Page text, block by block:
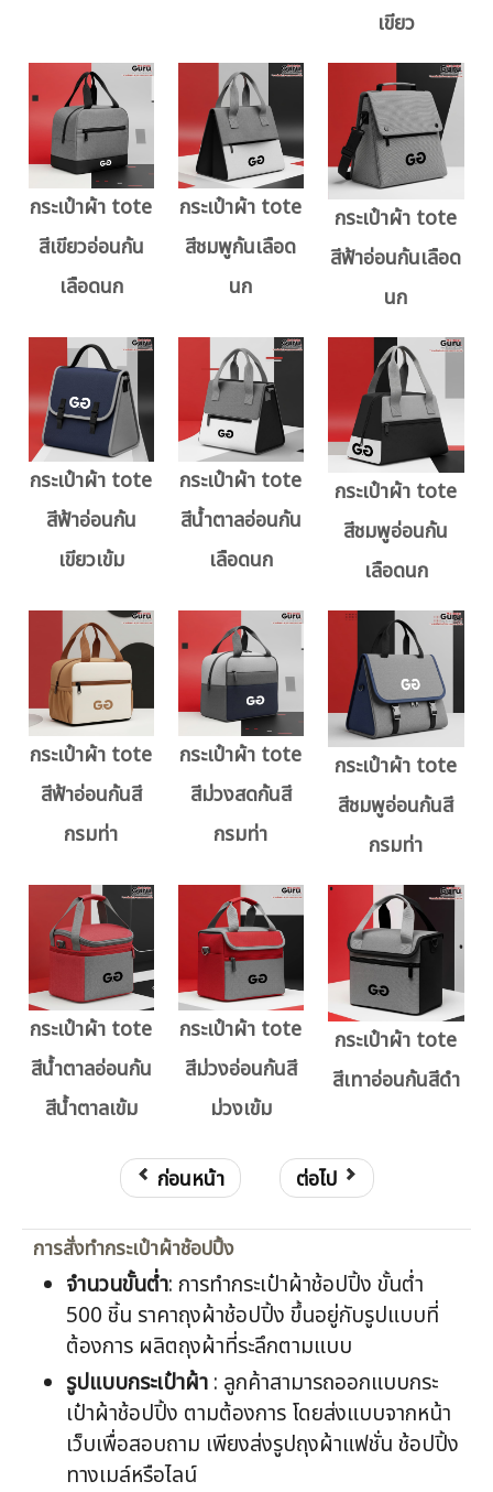
เขียว
กระเป๋าผ้า tote
สีเขียวอ่อนก้น
เลือดนก
กระเป๋าผ้า tote
สีชมพูก้นเลือด
นก
กระเป๋าผ้า tote
สีฟ้าอ่อนก้นเลือด
นก
กระเป๋าผ้า tote
สีฟ้าอ่อนก้น
เขียวเข้ม
กระเป๋าผ้า tote
สีน้ำตาลอ่อนก้น
เลือดนก
กระเป๋าผ้า tote
สีชมพูอ่อนก้น
เลือดนก
กระเป๋าผ้า tote
สีฟ้าอ่อนก้นสี
กรมท่า
กระเป๋าผ้า tote
สีม่วงสดก้นสี
กรมท่า
กระเป๋าผ้า tote
สีชมพูอ่อนก้นสี
กรมท่า
กระเป๋าผ้า tote
สีน้ำตาลอ่อนก้น
สีน้ำตาลเข้ม
กระเป๋าผ้า tote
สีม่วงอ่อนก้นสี
ม่วงเข้ม
กระเป๋าผ้า tote
สีเทาอ่อนก้นสีดำ
ก่อนหน้า ต่อไป
การสั่งทำกระเป๋าผ้าช้อปปิ้ง
จำนวนขั้นต่ำ: การทำกระเป๋าผ้าช้อปปิ้ง ขั้นต่ำ
500 ชิ้น ราคาถุงผ้าช้อปปิ้ง ขึ้นอยู่กับรูปแบบที่
ต้องการ ผลิตถุงผ้าที่ระลึกตามแบบ
รูปแบบกระเป๋าผ้า : ลูกค้าสามารถออกแบบกระ
เป๋าผ้าช้อปปิ้ง ตามต้องการ โดยส่งแบบจากหน้า
เว็บเพื่อสอบถาม เพียงส่งรูปถุงผ้าแฟชั่น ช้อปปิ้ง
ทางเมล์หรือไลน์